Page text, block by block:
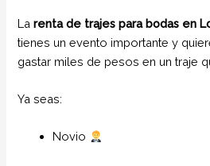
Larenta de trajes para bodas en
tienes un evento importante y
gastar miles de pesos en un traje
Ya seas:
Novio